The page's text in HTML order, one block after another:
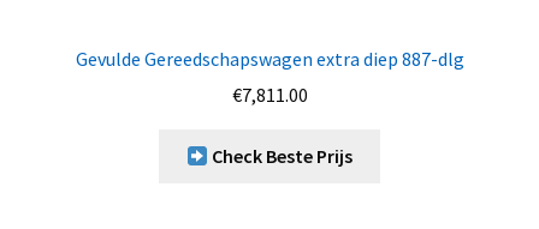
Gevulde Gereedschapswagen extra diep 887-dlg
€7,811.00
Check Beste Prijs